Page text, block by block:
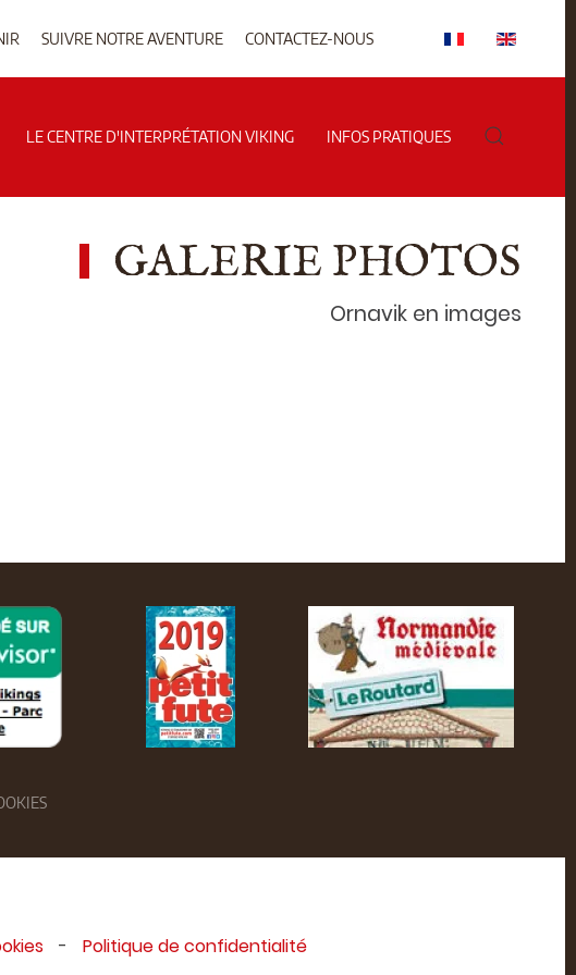
SUIVRE NOTRE AVENTURE CONTACTEZ-NOUS
LE CENTRE D'INTERPRÉTATION VIKING INFOS PRATIQUES
GALERIE PHOTOS
Ornavik en images
- Politique de confidentialité